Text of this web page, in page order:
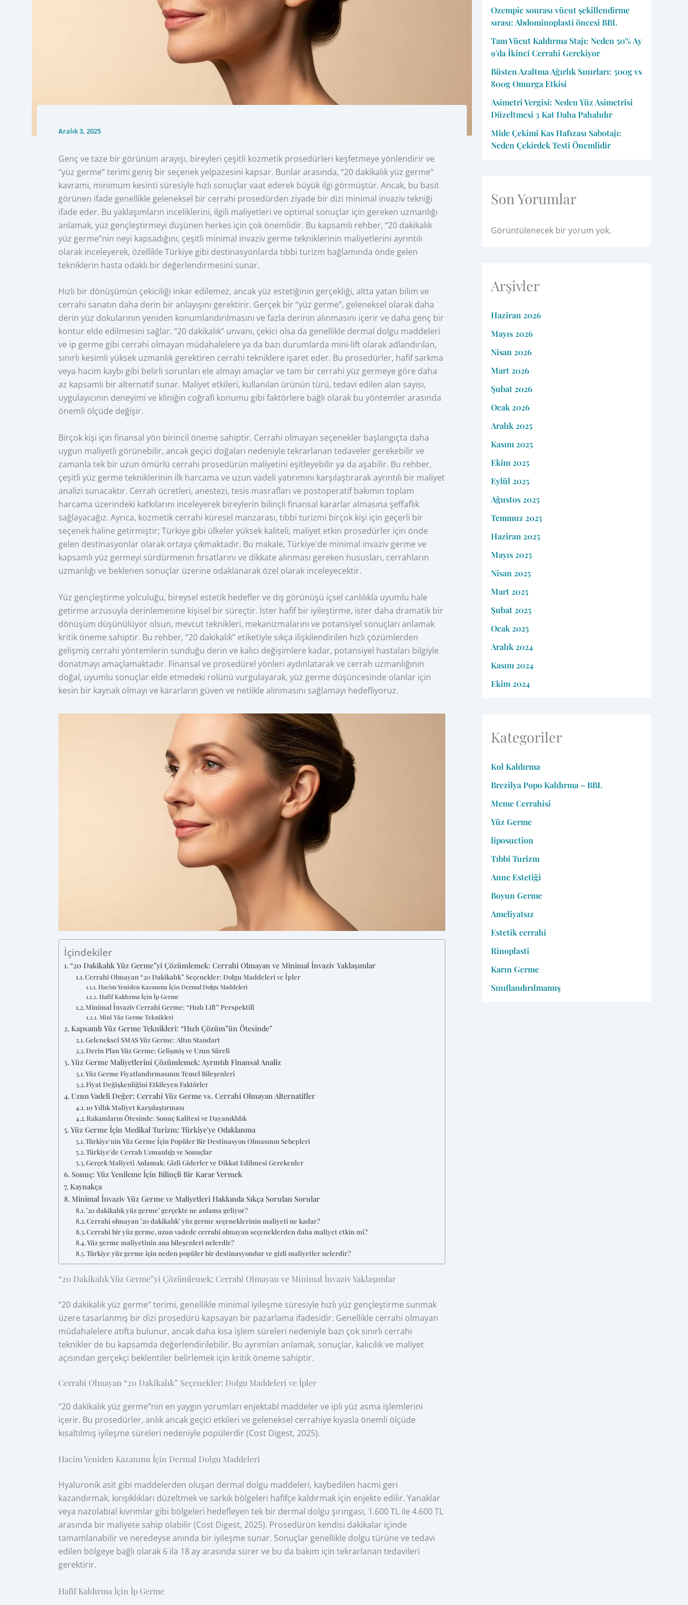
Aralık 3, 2025
Genç ve taze bir görünüm arayışı, bireyleri çeşitli kozmetik prosedürleri keşfetmeye yönlendirir ve
“yüz germe” terimi geniş bir seçenek yelpazesini kapsar. Bunlar arasında, “20 dakikalık yüz germe”
kavramı, minimum kesinti süresiyle hızlı sonuçlar vaat ederek büyük ilgi görmüştür. Ancak, bu basit
görünen ifade genellikle geleneksel bir cerrahi prosedürden ziyade bir dizi minimal invaziv tekniği
ifade eder. Bu yaklaşımların inceliklerini, ilgili maliyetleri ve optimal sonuçlar için gereken uzmanlığı
anlamak, yüz gençleştirmeyi düşünen herkes için çok önemlidir. Bu kapsamlı rehber, “20 dakikalık
yüz germe”nin neyi kapsadığını, çeşitli minimal invaziv germe tekniklerinin maliyetlerini ayrıntılı
olarak inceleyerek, özellikle Türkiye gibi destinasyonlarda tıbbi turizm bağlamında önde gelen
tekniklerin hasta odaklı bir değerlendirmesini sunar.
Hızlı bir dönüşümün çekiciliği inkar edilemez, ancak yüz estetiğinin gerçekliği, altta yatan bilim ve
cerrahi sanatın daha derin bir anlayışını gerektirir. Gerçek bir “yüz germe”, geleneksel olarak daha
derin yüz dokularının yeniden konumlandırılmasını ve fazla derinin alınmasını içerir ve daha genç bir
kontur elde edilmesini sağlar. “20 dakikalık” unvanı, çekici olsa da genellikle dermal dolgu maddeleri
ve ip germe gibi cerrahi olmayan müdahalelere ya da bazı durumlarda mini-lift olarak adlandırılan,
sınırlı kesimli yüksek uzmanlık gerektiren cerrahi tekniklere işaret eder. Bu prosedürler, hafif sarkma
veya hacim kaybı gibi belirli sorunları ele almayı amaçlar ve tam bir cerrahi yüz germeye göre daha
az kapsamlı bir alternatif sunar. Maliyet etkileri, kullanılan ürünün türü, tedavi edilen alan sayısı,
uygulayıcının deneyimi ve kliniğin coğrafi konumu gibi faktörlere bağlı olarak bu yöntemler arasında
önemli ölçüde değişir.
Birçok kişi için finansal yön birincil öneme sahiptir. Cerrahi olmayan seçenekler başlangıçta daha
uygun maliyetli görünebilir, ancak geçici doğaları nedeniyle tekrarlanan tedaveler gerekebilir ve
zamanla tek bir uzun ömürlü cerrahi prosedürün maliyetini eşitleyebilir ya da aşabilir. Bu rehber,
çeşitli yüz germe tekniklerinin ilk harcama ve uzun vadeli yatırımını karşılaştırarak ayrıntılı bir maliyet
analizi sunacaktır. Cerrah ücretleri, anestezi, tesis masrafları ve postoperatif bakımın toplam
harcama üzerindeki katkılarını inceleyerek bireylerin bilinçli finansal kararlar almasına şeffaflık
sağlayacağız. Ayrıca, kozmetik cerrahi küresel manzarası, tıbbi turizmi birçok kişi için geçerli bir
seçenek haline getirmiştir; Türkiye gibi ülkeler yüksek kaliteli, maliyet etkin prosedürler için önde
gelen destinasyonlar olarak ortaya çıkmaktadır. Bu makale, Türkiye'de minimal invaziv germe ve
kapsamlı yüz germeyi sürdürmenin fırsatlarını ve dikkate alınması gereken hususları, cerrahların
uzmanlığı ve beklenen sonuçlar üzerine odaklanarak özel olarak inceleyecektir.
Yüz gençleştirme yolculuğu, bireysel estetik hedefler ve dış görünüşü içsel canlılıkla uyumlu hale
getirme arzusuyla derinlemesine kişisel bir süreçtir. İster hafif bir iyileştirme, ister daha dramatik bir
dönüşüm düşünülüyor olsun, mevcut teknikleri, mekanizmalarını ve potansiyel sonuçları anlamak
kritik öneme sahiptir. Bu rehber, “20 dakikalık” etiketiyle sıkça ilişkilendirilen hızlı çözümlerden
gelişmiş cerrahi yöntemlerin sunduğu derin ve kalıcı değişimlere kadar, potansiyel hastaları bilgiyle
donatmayı amaçlamaktadır. Finansal ve prosedürel yönleri aydınlatarak ve cerrah uzmanlığının
doğal, uyumlu sonuçlar elde etmedeki rolünü vurgulayarak, yüz germe düşüncesinde olanlar için
kesin bir kaynak olmayı ve kararların güven ve netlikle alınmasını sağlamayı hedefliyoruz.
İçindekiler
“20 Dakikalık Yüz Germe”yi Çözümlemek: Cerrahi Olmayan ve Minimal İnvaziv Yaklaşımlar
Cerrahi Olmayan “20 Dakikalık” Seçenekler: Dolgu Maddeleri ve İpler
Hacim Yeniden Kazanımı İçin Dermal Dolgu Maddeleri
Hafif Kaldırma İçin İp Germe
Minimal İnvaziv Cerrahi Germe: “Hızlı Lift” Perspektifi
Mini Yüz Germe Teknikleri
Kapsamlı Yüz Germe Teknikleri: “Hızlı Çözüm”ün Ötesinde”
Geleneksel SMAS Yüz Germe: Altın Standart
Derin Plan Yüz Germe: Gelişmiş ve Uzun Süreli
Yüz Germe Maliyetlerini Çözümlemek: Ayrıntılı Finansal Analiz
Yüz Germe Fiyatlandırmasının Temel Bileşenleri
Fiyat Değişkenliğini Etkileyen Faktörler
Uzun Vadeli Değer: Cerrahi Yüz Germe vs. Cerrahi Olmayan Alternatifler
10 Yıllık Maliyet Karşılaştırması
Rakamların Ötesinde: Sonuç Kalitesi ve Dayanıklılık
Yüz Germe İçin Medikal Turizm: Türkiye'ye Odaklanma
Türkiye'nin Yüz Germe İçin Popüler Bir Destinasyon Olmasının Sebepleri
Türkiye'de Cerrah Uzmanlığı ve Sonuçlar
Gerçek Maliyeti Anlamak: Gizli Giderler ve Dikkat Edilmesi Gerekenler
Sonuç: Yüz Yenileme İçin Bilinçli Bir Karar Vermek
Kaynakça
Minimal İnvaziv Yüz Germe ve Maliyetleri Hakkında Sıkça Sorulan Sorular
’20 dakikalık yüz germe’ gerçekte ne anlama geliyor?
Cerrahi olmayan ’20 dakikalık’ yüz germe seçeneklerinin maliyeti ne kadar?
Cerrahi bir yüz germe, uzun vadede cerrahi olmayan seçeneklerden daha maliyet etkin mi?
Yüz germe maliyetinin ana bileşenleri nelerdir?
Türkiye yüz germe için neden popüler bir destinasyondur ve gizli maliyetler nelerdir?
“20 Dakikalık Yüz Germe”yi Çözümlemek: Cerrahi Olmayan ve Minimal İnvaziv Yaklaşımlar
“20 dakikalık yüz germe” terimi, genellikle minimal iyileşme süresiyle hızlı yüz gençleştirme sunmak
üzere tasarlanmış bir dizi prosedürü kapsayan bir pazarlama ifadesidir. Genellikle cerrahi olmayan
müdahalelere atıfta bulunur, ancak daha kısa işlem süreleri nedeniyle bazı çok sınırlı cerrahi
teknikler de bu kapsamda değerlendirilebilir. Bu ayrımları anlamak, sonuçlar, kalıcılık ve maliyet
açısından gerçekçi beklentiler belirlemek için kritik öneme sahiptir.
Cerrahi Olmayan “20 Dakikalık” Seçenekler: Dolgu Maddeleri ve İpler
“20 dakikalık yüz germe”nin en yaygın yorumları enjektabl maddeler ve ipli yüz asma işlemlerini
içerir. Bu prosedürler, anlık ancak geçici etkileri ve geleneksel cerrahiye kıyasla önemli ölçüde
kısaltılmış iyileşme süreleri nedeniyle popülerdir (Cost Digest, 2025).
Hacim Yeniden Kazanımı İçin Dermal Dolgu Maddeleri
Hyaluronik asit gibi maddelerden oluşan dermal dolgu maddeleri, kaybedilen hacmi geri
kazandırmak, kırışıklıkları düzeltmek ve sarkık bölgeleri hafifçe kaldırmak için enjekte edilir. Yanaklar
veya nazolabial kıvrımlar gibi bölgeleri hedefleyen tek bir dermal dolgu şırıngası, 1.600 TL ile 4.600 TL
arasında bir maliyete sahip olabilir (Cost Digest, 2025). Prosedürün kendisi dakikalar içinde
tamamlanabilir ve neredeyse anında bir iyileşme sunar. Sonuçlar genellikle dolgu türüne ve tedavi
edilen bölgeye bağlı olarak 6 ila 18 ay arasında sürer ve bu da bakım için tekrarlanan tedavileri
gerektirir.
Hafif Kaldırma İçin İp Germe
Ozempic sonrası vücut şekillendirme
sırası: Abdominoplasti öncesi BBL
Tam Vücut Kaldırma Stajı: Neden 50% Ay
9'da İkinci Cerrahi Gerekiyor
Büsten Azaltma Ağırlık Sınırları: 500g vs
800g Omurga Etkisi
Asimetri Vergisi: Neden Yüz Asimetrisi
Düzeltmesi 3 Kat Daha Pahalıdır
Mide Çekimi Kas Hafızası Sabotajı:
Neden Çekirdek Testi Önemlidir
Son Yorumlar
Görüntülenecek bir yorum yok.
Arşivler
Haziran 2026
Mayıs 2026
Nisan 2026
Mart 2026
Şubat 2026
Ocak 2026
Aralık 2025
Kasım 2025
Ekim 2025
Eylül 2025
Ağustos 2025
Temmuz 2025
Haziran 2025
Mayıs 2025
Nisan 2025
Mart 2025
Şubat 2025
Ocak 2025
Aralık 2024
Kasım 2024
Ekim 2024
Kategoriler
Kol Kaldırma
Brezilya Popo Kaldırma – BBL
Meme Cerrahisi
Yüz Germe
liposuction
Tıbbi Turizm
Anne Estetiği
Boyun Germe
Ameliyatsız
Estetik cerrahi
Rinoplasti
Karın Germe
Sınıflandırılmamış